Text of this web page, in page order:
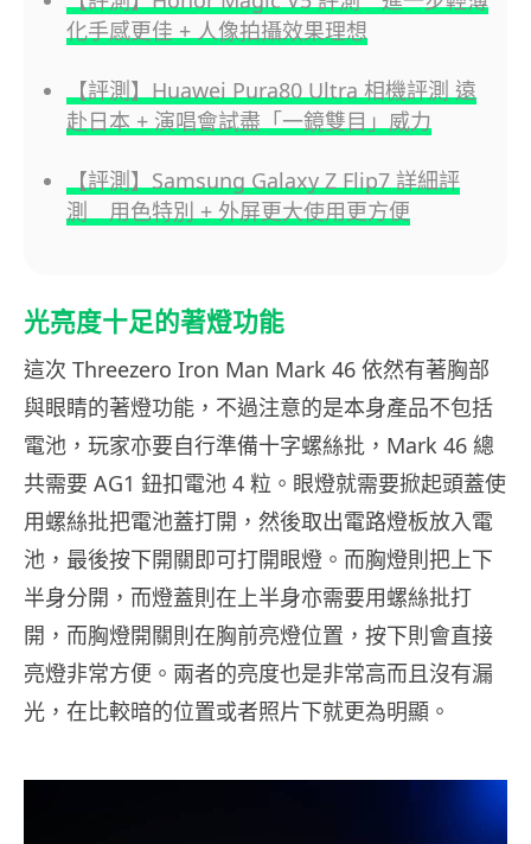
化手感更佳 + 人像拍攝效果理想
【評測】Huawei Pura80 Ultra 相機評測 遠
赴日本 + 演唱會試盡「一鏡雙目」威力
【評測】Samsung Galaxy Z Flip7 詳細評
測 用色特別 + 外屏更大使用更方便
光亮度十足的著燈功能
這次 Threezero Iron Man Mark 46 依然有著胸部
與眼睛的著燈功能，不過注意的是本身產品不包括
電池，玩家亦要自行準備十字螺絲批，Mark 46 總
共需要 AG1 鈕扣電池 4 粒。眼燈就需要掀起頭蓋使
用螺絲批把電池蓋打開，然後取出電路燈板放入電
池，最後按下開關即可打開眼燈。而胸燈則把上下
半身分開，而燈蓋則在上半身亦需要用螺絲批打
開，而胸燈開關則在胸前亮燈位置，按下則會直接
亮燈非常方便。兩者的亮度也是非常高而且沒有漏
光，在比較暗的位置或者照片下就更為明顯。